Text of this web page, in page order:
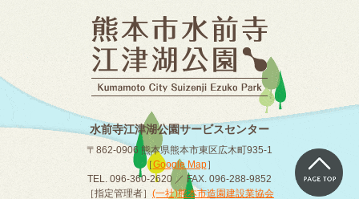
水前寺江津湖公園サービスセンター
〒862-0906 熊本県熊本市東区広木町935-1
［Google Map］
TEL. 096-360-2620 ／ FAX. 096-288-9852
［指定管理者］ (一社)熊本市造園建設業協会